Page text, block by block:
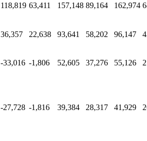
118,819 63,411 157,148 89,164 162,974
36,357 22,638 93,641 58,202 96,147
-33,016 -1,806 52,605 37,276 55,126
-27,728 -1,816 39,384 28,317 41,929